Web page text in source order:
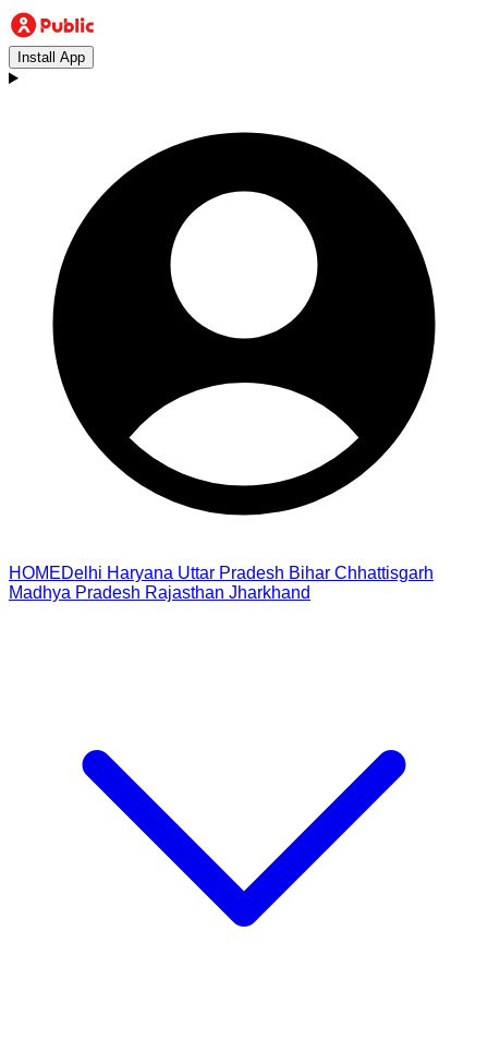
Install App
HOMEDelhi Haryana Uttar Pradesh Bihar Chhattisgarh
Madhya Pradesh Rajasthan Jharkhand